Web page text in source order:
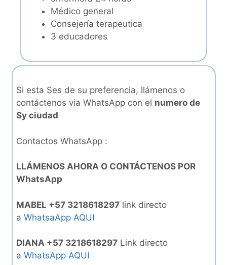
Médico general
Consejería terapeutica
3 educadores
Si esta Ses de su preferencia, llámenos o
contáctenos via WhatsApp con el numero de
Sy ciudad
Contactos WhatsApp :
LLÁMENOS AHORA O CONTÁCTENOS POR
WhatsApp
MABEL +57 3218618297 link directo
a WhatsaApp AQUI
DIANA +57 3218618297 Link directo
a WhatsApp AQUI